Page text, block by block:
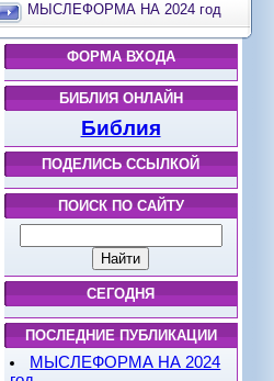
МЫСЛЕФОРМА НА 2024 год
ФОРМА ВХОДА
БИБЛИЯ ОНЛАЙН
Библия
ПОДЕЛИСЬ ССЫЛКОЙ
ПОИСК ПО САЙТУ
СЕГОДНЯ
ПОСЛЕДНИЕ ПУБЛИКАЦИИ
МЫСЛЕФОРМА НА 2024